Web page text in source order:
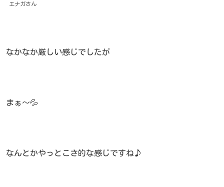
エナガさん
なかなか厳しい感じでしたが
まぁ～💦
なんとかやっとこさ的な感じですね♪